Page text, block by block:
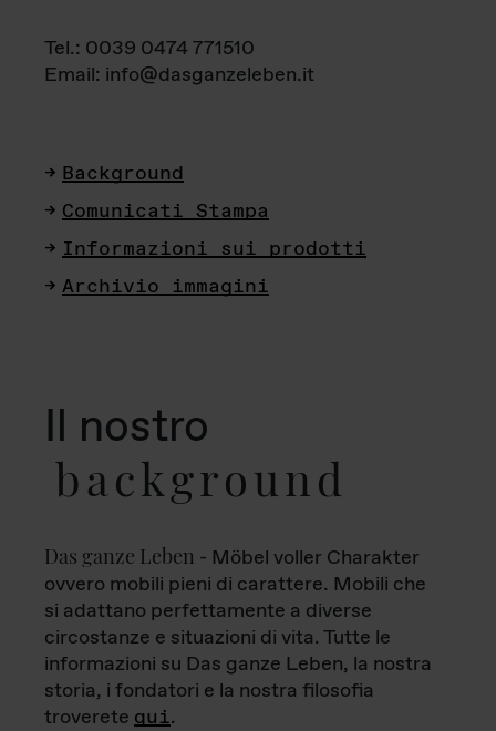
Tel.: 0039 0474 771510
Email: info@dasganzeleben.it
Background
Comunicati Stampa
Informazioni sui prodotti
Archivio immagini
Il nostro
background
Das ganze Leben - Möbel voller Charakter
ovvero mobili pieni di carattere. Mobili che
si adattano perfettamente a diverse
circostanze e situazioni di vita. Tutte le
informazioni su Das ganze Leben, la nostra
storia, i fondatori e la nostra filosofia
troverete qui.